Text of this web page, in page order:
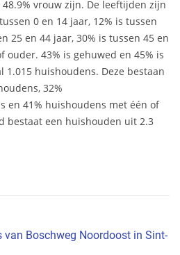
vrouw zijn. De leeftijden zijn
0 en 14 jaar, 12% is tussen
25 en 44 jaar, 30% is tussen 45 en
ouder. 43% is gehuwed en 45% is
huishoudens. Deze bestaan
32%
en 41% huishoudens met één of
bestaat een huishouden uit 2.3
van Boschweg Noordoost in Sint-